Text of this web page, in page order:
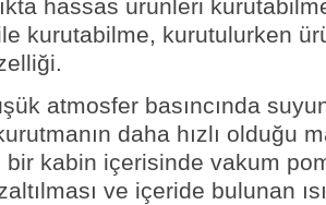
hassas ürünleri
kurutabilme, kurutulurken
atmosfer basıncında
daha hızlı olduğu
kabin içerisinde vakum
ve içeride bulunan